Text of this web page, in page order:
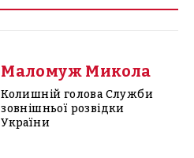
Маломуж Микола
Колишній голова Служби
зовнішньої розвідки
України